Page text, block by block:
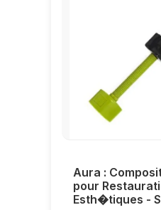
Aura :
pour
Esth�tiques -